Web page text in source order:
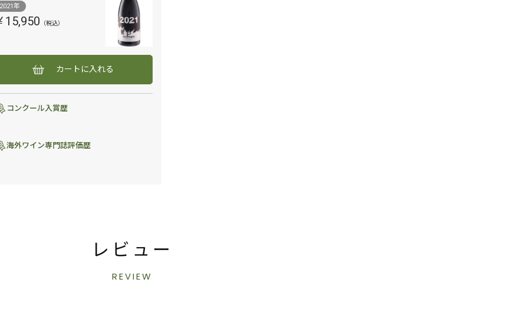
2021年
15,950
カートに入れる
コンクール入賞歴
海外ワイン専門誌評価歴
レビュー
REVIEW